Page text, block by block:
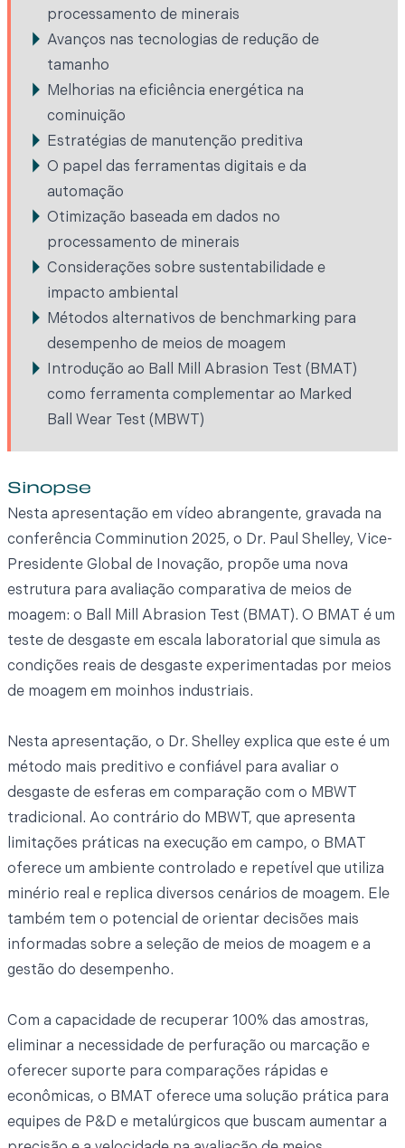
processamento de minerais
Avanços nas tecnologias de redução de
tamanho
Melhorias na eficiência energética na
cominuição
Estratégias de manutenção preditiva
O papel das ferramentas digitais e da
automação
Otimização baseada em dados no
processamento de minerais
Considerações sobre sustentabilidade e
impacto ambiental
Métodos alternativos de benchmarking para
desempenho de meios de moagem
Introdução ao Ball Mill Abrasion Test (BMAT)
como ferramenta complementar ao Marked
Ball Wear Test (MBWT)
Sinopse
Nesta apresentação em vídeo abrangente, gravada na
conferência Comminution 2025, o Dr. Paul Shelley, Vice-
Presidente Global de Inovação, propõe uma nova
estrutura para avaliação comparativa de meios de
moagem: o Ball Mill Abrasion Test (BMAT). O BMAT é um
teste de desgaste em escala laboratorial que simula as
condições reais de desgaste experimentadas por meios
de moagem em moinhos industriais.
Nesta apresentação, o Dr. Shelley explica que este é um
método mais preditivo e confiável para avaliar o
desgaste de esferas em comparação com o MBWT
tradicional. Ao contrário do MBWT, que apresenta
limitações práticas na execução em campo, o BMAT
oferece um ambiente controlado e repetível que utiliza
minério real e replica diversos cenários de moagem. Ele
também tem o potencial de orientar decisões mais
informadas sobre a seleção de meios de moagem e a
gestão do desempenho.
Com a capacidade de recuperar 100% das amostras,
eliminar a necessidade de perfuração ou marcação e
oferecer suporte para comparações rápidas e
econômicas, o BMAT oferece uma solução prática para
equipes de P&D e metalúrgicos que buscam aumentar a